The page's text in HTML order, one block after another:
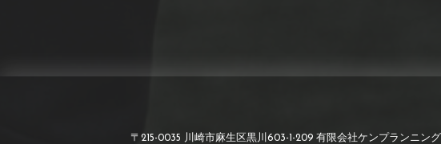
〒215-0035 川崎市麻生区黒川603-1-209 有限会社ケンプランニング